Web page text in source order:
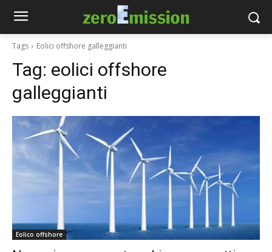
Tags Eolici offshore galleggianti
Tag: eolici offshore
galleggianti
Eolico offshore